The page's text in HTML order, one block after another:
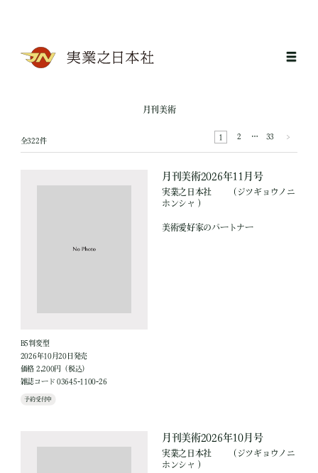
月刊美術
全322件 1 2 … 33
B5判変型
2026年10月20日発売
価格 2,200円（税込）
雑誌コード 03645-1100-26
予約受付中
月刊美術2026年11月号
実業之日本社
（ジツギョウノニ
ホンシャ ）
美術愛好家のパートナー
月刊美術2026年10月号
実業之日本社
（ジツギョウノニ
ホンシャ ）